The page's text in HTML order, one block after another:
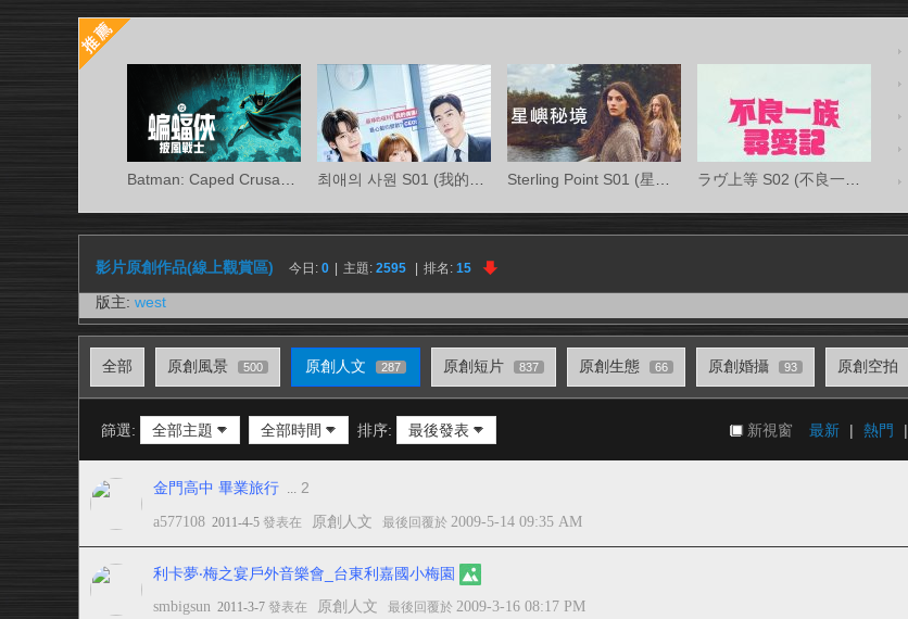
D.
Cl
務
影片原創作品(線上觀賞區) 今日: 0 主題: 2595 排名: 15
版主: west
全部 原創風景 500 原創人文 287 原創短片 837 原創生態 66 原創婚攝 93 原創空拍
最新 | 熱門 |
新視窗
篩選: 全部主題 全部時間 排序: 最後發表
金門高中 畢業旅行 ... 2
a577108 2011-4-5 發表在 原創人文 最後回覆於 2009-5-14 09:35 AM
利卡夢‧梅之宴戶外音樂會_台東利嘉國小梅園
smbigsun 2011-3-7 發表在 原創人文 最後回覆於 2009-3-16 08:17 PM